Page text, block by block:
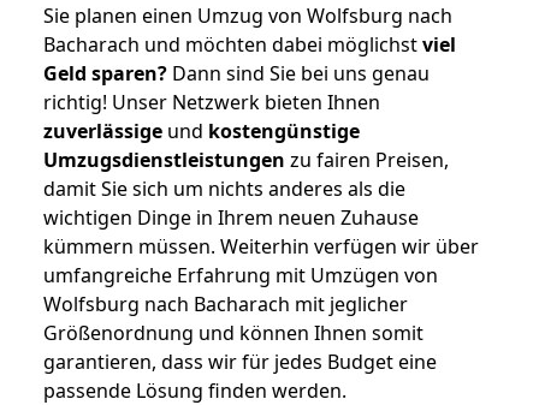
Sie planen einen Umzug von Wolfsburg nach
Bacharach und möchten dabei möglichstviel
Geld sparen? Dann sind Sie bei uns genau
richtig! Unser Netzwerk bieten Ihnen
zuverlässige und kostengünstige
Umzugsdienstleistungen zu fairen Preisen,
damit Sie sich um nichts anderes als die
wichtigen Dinge in Ihrem neuen Zuhause
kümmern müssen. Weiterhin verfügen wir über
umfangreiche Erfahrung mit Umzügen von
Wolfsburg nach Bacharach mit jeglicher
Größenordnung und können Ihnen somit
garantieren, dass wir für jedes Budget eine
passende Lösung finden werden.